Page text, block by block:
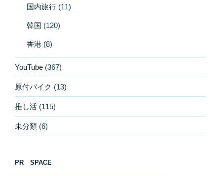
国内旅行 (11)
韓国 (120)
香港 (8)
YouTube (367)
原付バイク (13)
推し活 (115)
未分類 (6)
PR SPACE